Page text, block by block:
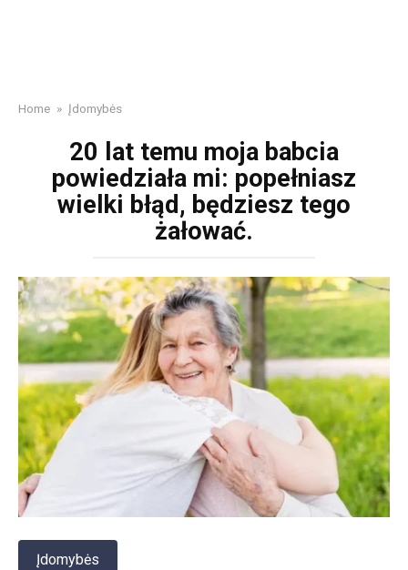
Home » Įdomybės
20 lat temu moja babcia
powiedziała mi: popełniasz
wielki błąd, będziesz tego
żałować.
Įdomybės